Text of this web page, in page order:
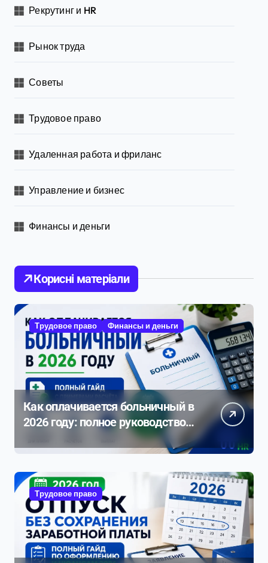
Рекрутинг и HR
Рынок труда
Советы
Трудовое право
Удаленная работа и фриланс
Управление и бизнес
Финансы и деньги
Корисні матеріали
Трудовое право Финансы и деньги
Как оплачивается больничный в
2026 году: полное руководство с
Трудовое право